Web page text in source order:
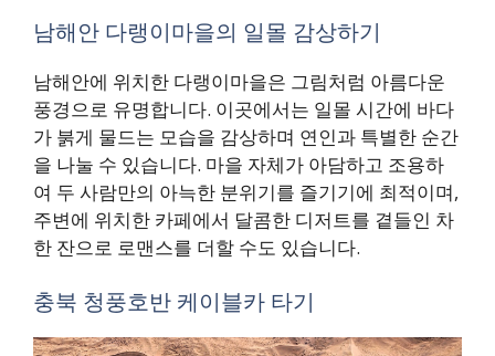
남해안 다랭이마을의 일몰 감상하기
남해안에 위치한 다랭이마을은 그림처럼 아름다운
풍경으로 유명합니다. 이곳에서는 일몰 시간에 바다
가 붉게 물드는 모습을 감상하며 연인과 특별한 순간
을 나눌 수 있습니다. 마을 자체가 아담하고 조용하
여 두 사람만의 아늑한 분위기를 즐기기에 최적이며,
주변에 위치한 카페에서 달콤한 디저트를 곁들인 차
한 잔으로 로맨스를 더할 수도 있습니다.
충북 청풍호반 케이블카 타기